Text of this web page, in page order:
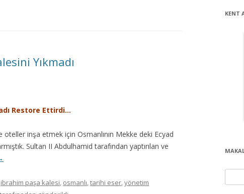
PUBLICATION GROUP
REKLAM TARIFESI |
Yıkmadı
Restore Ettirdi…
oteller inşa etmek için Osmanlının Mekke deki Ecyad
Sultan II Abdulhamid tarafından yaptırılan ve
ibrahim paşa kalesi, osmanlı,tarihi eser,yönetim
KENT